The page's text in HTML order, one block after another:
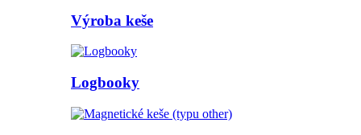
Výroba keše
Logbooky